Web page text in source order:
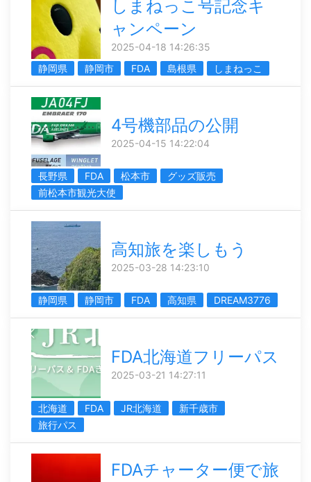
しまねっこ号記念キ
ャンペーン
2025-04-18 14:26:35
静岡県
静岡市 FDA 島根県 しまねっこ
4号機部品の公開
2025-04-15 14:22:04
長野県 FDA 松本市
グッズ販売
前松本市観光大使
高知旅を楽しもう
2025-03-28 14:23:10
静岡県 静岡市 FDA 高知県 DREAM3776
FDA北海道フリーパス
2025-03-21 14:27:11
北海道 FDA JR北海道
新千歳市
旅行パス
FDAチャーター便で旅